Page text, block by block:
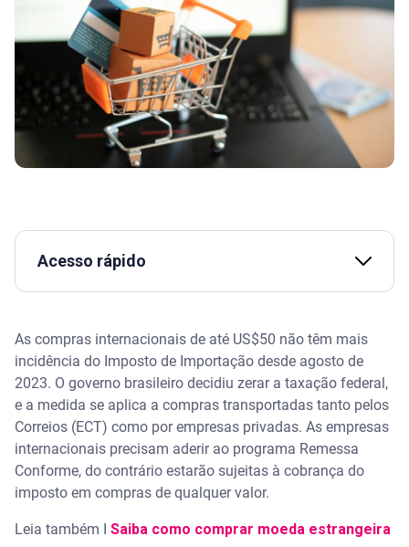
Acesso rápido
Assista I Conheça o Serasa Premium
Em quais sites é possível fazer compras
internacionais?
Monitore seu CPF e aumente a segurança digital
As compras internacionais de até US$50 não têm mais
incidência do Imposto de Importação desde agosto de
2023. O governo brasileiro decidiu zerar a taxação federal,
e a medida se aplica a compras transportadas tanto pelos
Correios (ECT) como por empresas privadas. As empresas
internacionais precisam aderir ao programa Remessa
Conforme, do contrário estarão sujeitas à cobrança do
imposto em compras de qualquer valor.
Leia também I Saiba como comprar moeda estrangeira